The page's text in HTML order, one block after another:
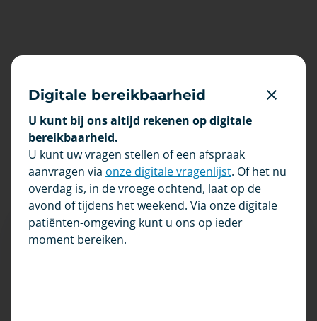
Nieuws
Digitale bereikbaarheid
U kunt bij ons altijd rekenen op digitale
bereikbaarheid.
U kunt uw vragen stellen of een afspraak
aanvragen via onze digitale vragenlijst. Of het nu
overdag is, in de vroege ochtend, laat op de
avond of tijdens het weekend. Via onze digitale
patiënten-omgeving kunt u ons op ieder
moment bereiken.